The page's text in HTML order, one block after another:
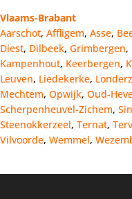
Vlaams-Brabant
Aarschot, Affligem, Asse,
Diest, Dilbeek, Grimbergen,
Kampenhout, Keerbergen,
Leuven, Liedekerke,
Mechtem, Opwijk, Oud-
Scherpenheuvel-Zichem,
Steenokkerzeel, Ternat,
Vilvoorde, Wemmel,